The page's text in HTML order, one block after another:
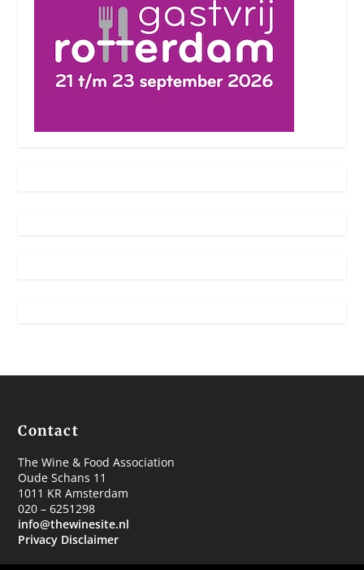
Contact
The Wine & Food Association
Oude Schans 11
1011 KR Amsterdam
020 – 6251298
info@thewinesite.nl
Privacy Disclaimer